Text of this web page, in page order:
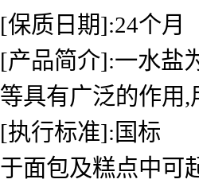
[保质日期]:24个月
[产品简介]:一水盐
等具有广泛的作用,
[执行标准]:国标
于面包及糕点中可